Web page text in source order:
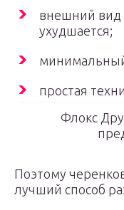
внешний вид
ухудшается;
минимальный
простая
Флокс
Поэтому
лучший способ